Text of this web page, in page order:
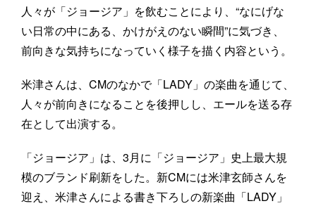
人々が「ジョージア」を飲むことにより、“なにげな
い日常の中にある、かけがえのない瞬間”に気づき、
前向きな気持ちになっていく様子を描く内容という。
米津さんは、CMのなかで「LADY」の楽曲を通じて、
人々が前向きになることを後押しし、エールを送る存
在として出演する。
「ジョージア」は、3月に「ジョージア」史上最大規
模のブランド刷新をした。新CMには米津玄師さんを
迎え、米津さんによる書き下ろしの新楽曲「LADY」